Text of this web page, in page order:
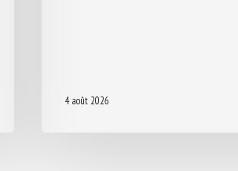
4 août 2026